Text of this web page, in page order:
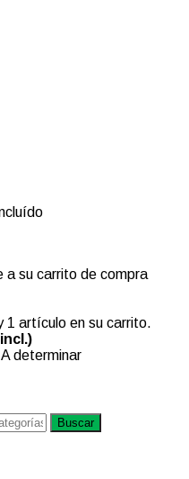
a su carrito de compra
1 artículo en su carrito.
A determinar
Buscar